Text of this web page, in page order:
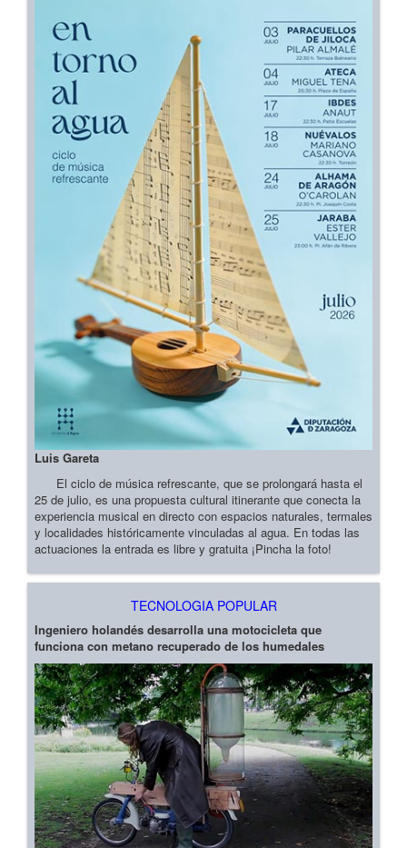
Luis Gareta
El ciclo de música refrescante, que se prolongará hasta el
25 de julio, es una propuesta cultural itinerante que conecta la
experiencia musical en directo con espacios naturales, termales
y localidades históricamente vinculadas al agua. En todas las
actuaciones la entrada es libre y gratuita ¡Pincha la foto!
TECNOLOGIA POPULAR
Ingeniero holandés desarrolla una motocicleta que
funciona con metano recuperado de los humedales